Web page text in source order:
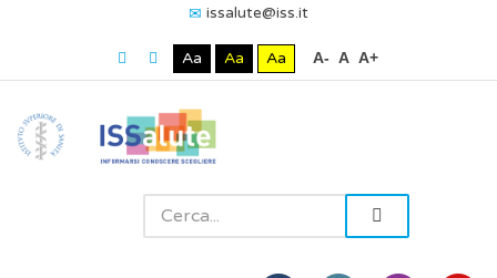
issalute@iss.it
Aa Aa Aa A- A A+